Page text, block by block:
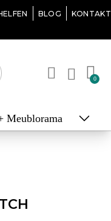
BLOG KONTAKT
Meublorama